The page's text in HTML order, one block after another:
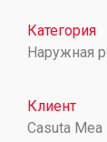
Категория
Наружная
Клиент
Casuta Mea